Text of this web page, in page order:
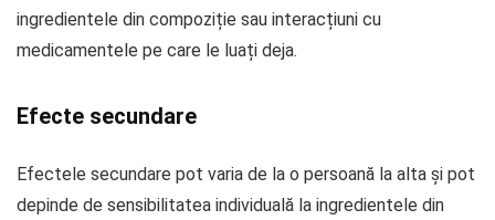
ingredientele din compoziție sau interacțiuni cu
medicamentele pe care le luați deja.
Efecte secundare
Efectele secundare pot varia de la o persoană la alta și pot
depinde de sensibilitatea individuală la ingredientele din